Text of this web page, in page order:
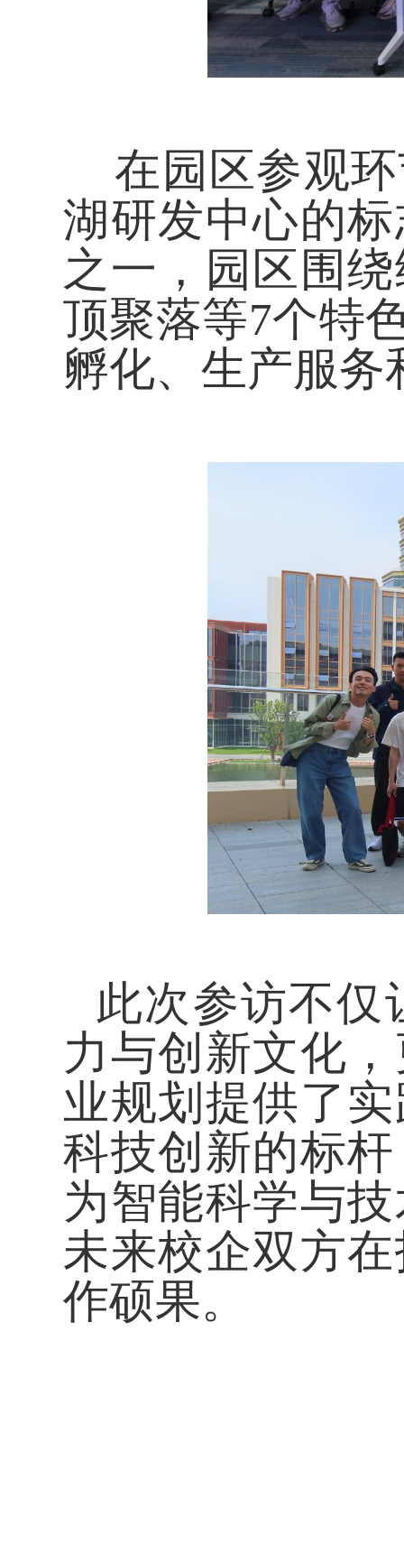
在园区参观
湖研发中心的
之一 ，园区 围
顶聚落等7个特
孵化、生产服务
此次参访不仅
力与创新文化
业规划提供了
科技创新的标
为智能科学与
未来校企双方
作硕果。